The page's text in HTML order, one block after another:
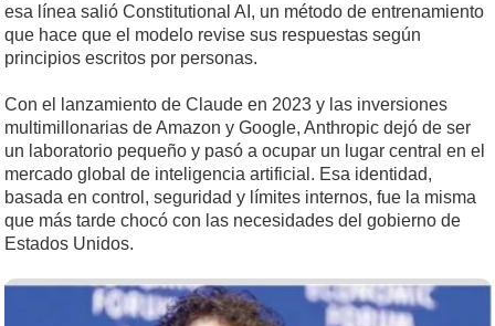
esa línea salió Constitutional AI, un método de entrenamiento
que hace que el modelo revise sus respuestas según
principios escritos por personas.
Con el lanzamiento de Claude en 2023 y las inversiones
multimillonarias de Amazon y Google, Anthropic dejó de ser
un laboratorio pequeño y pasó a ocupar un lugar central en el
mercado global de inteligencia artificial. Esa identidad,
basada en control, seguridad y límites internos, fue la misma
que más tarde chocó con las necesidades del gobierno de
Estados Unidos.